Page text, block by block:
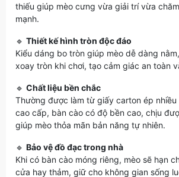
thiếu giúp mèo cưng vừa giải trí vừa
mạnh.
🔹 Thiết kế hình tròn độc đáo
Kiểu dáng bo tròn giúp mèo dễ dàng
xoay tròn khi chơi, tạo cảm giác an toàn
🔹 Chất liệu bền chắc
Thường được làm từ giấy carton ép nhiều
cao cấp, bàn cào có độ bền cao, chịu
giúp mèo thỏa mãn bản năng tự nhiên.
🔹 Bảo vệ đồ đạc trong nhà
Khi có bàn cào móng riêng, mèo sẽ hạn
cửa hay thảm, giữ cho không gian sống